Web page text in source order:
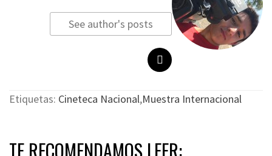
See author's posts
Etiquetas: Cineteca Nacional,Muestra Internacional
TE RECOMENDAMOS LEER: